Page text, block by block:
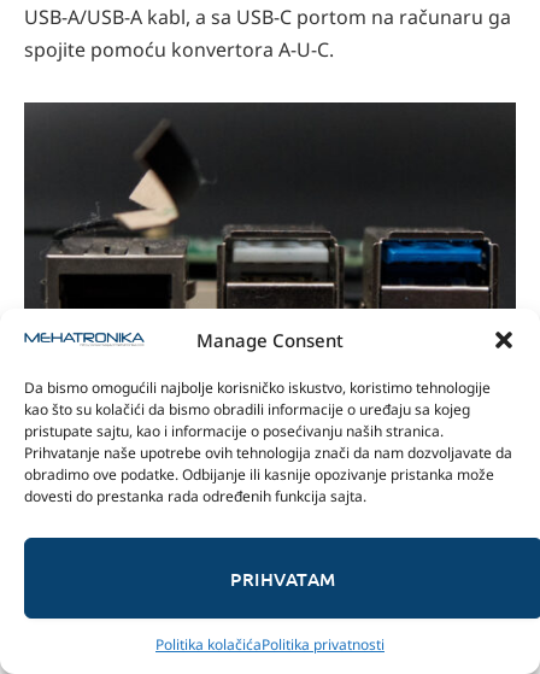
Manage Consent
Da bismo omogućili najbolje korisničko iskustvo, koristimo tehnologije
kao što su kolačići da bismo obradili informacije o uređaju sa kojeg
pristupate sajtu, kao i informacije o posećivanju naših stranica.
Prihvatanje naše upotrebe ovih tehnologija znači da nam dozvoljavate da
obradimo ove podatke. Odbijanje ili kasnije opozivanje pristanka može
dovesti do prestanka rada određenih funkcija sajta.
PRIHVATAM
Politika kolačićaPolitika privatnosti
USB-A/USB-A kabl, a sa USB-C portom na računaru ga
spojite pomoću konvertora A-U-C.
photo: magazin Mehatronika
koristan za priključivanjedebug sonde
treba obratiti pažnju je da je brzina komunikacije
15000000 baud-a, što je Rockchip definisao kao